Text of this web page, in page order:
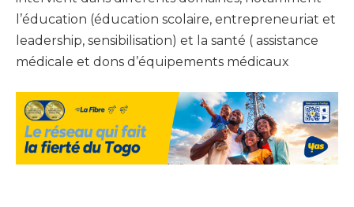
l’éducation (éducation scolaire, entrepreneuriat et
leadership, sensibilisation) et la santé ( assistance
médicale et dons d’équipements médicaux